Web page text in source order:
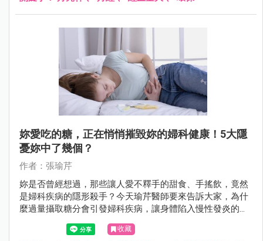
妳愛吃的糖，正在悄悄摧毀妳的婦科健康！5大隱
憂妳中了幾個？
作者：張瑜芹
妳是否曾經想過，那些讓人愛不釋手的甜食、手搖飲，竟然
是婦科疾病的隱形殺手？今天瑜芹醫師要來告訴大家，為什
麼過量攝取糖分會引發婦科疾病，讓身體陷入慢性發炎的惡
收藏